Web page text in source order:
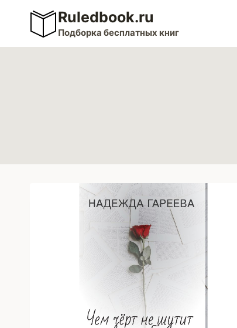
Перейти
содержимому
Ruledbook.ru
Подборка бесплатных книг